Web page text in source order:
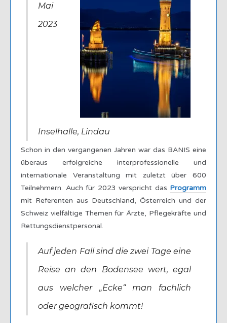
Mai
2023
Inselhalle, Lindau
Schon in den vergangenen Jahren war das BANIS eine
überaus erfolgreiche interprofessionelle und
internationale Veranstaltung mit zuletzt über 600
Teilnehmern. Auch für 2023 verspricht das Programm
mit Referenten aus Deutschland, Österreich und der
Schweiz vielfältige Themen für Ärzte, Pflegekräfte und
Rettungsdienstpersonal.
Auf jeden Fall sind die zwei Tage eine
Reise an den Bodensee wert, egal
aus welcher „Ecke“ man fachlich
oder geografisch kommt!